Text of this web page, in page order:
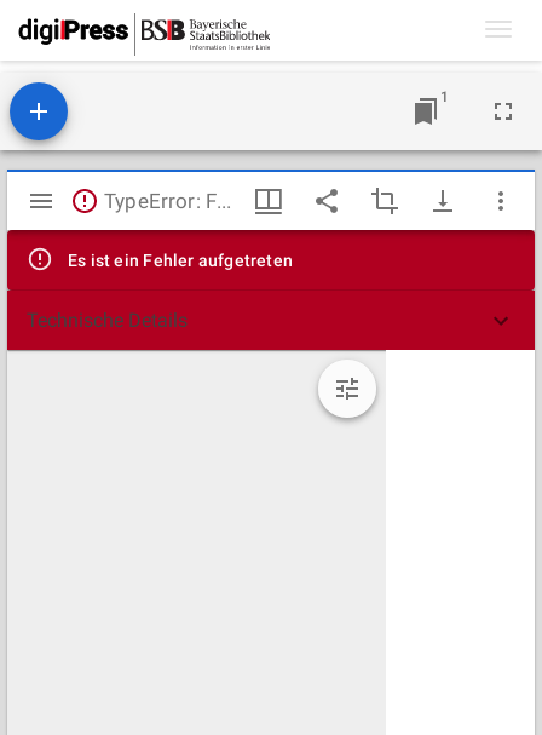
1
Mirador
Viewer
TypeError: Failed to fetch
Es ist ein Fehler aufgetreten
Technische Details